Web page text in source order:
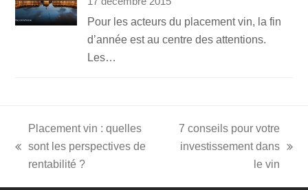
Pour les acteurs du placement vin, la fin
d’année est au centre des attentions.
Les…
Placement vin : quelles
sont les perspectives de
rentabilité ?
7 conseils pour votre
investissement dans
le vin